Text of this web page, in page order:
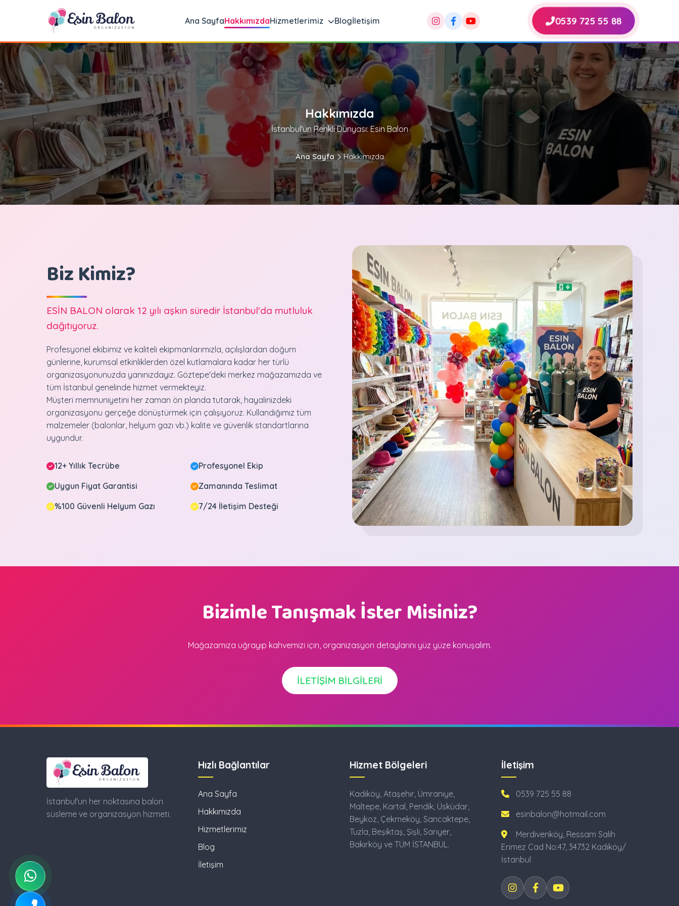
Ana SayfaHakkımızdaHizmetlerimiz Blogİletişim 0539 725 55 88
Hakkımızda
İstanbul'un Renkli Dünyası: Esin Balon
Ana Sayfa Hakkımızda
Biz Kimiz?
ESİN BALON olarak 12 yılı aşkın süredir İstanbul'da mutluluk
dağıtıyoruz.
Profesyonel ekibimiz ve kaliteli ekipmanlarımızla, açılışlardan doğum
günlerine, kurumsal etkinliklerden özel kutlamalara kadar her türlü
organizasyonunuzda yanınızdayız. Göztepe'deki merkez mağazamızda ve
tüm İstanbul genelinde hizmet vermekteyiz.
Müşteri memnuniyetini her zaman ön planda tutarak, hayalinizdeki
organizasyonu gerçeğe dönüştürmek için çalışıyoruz. Kullandığımız tüm
malzemeler (balonlar, helyum gazı vb.) kalite ve güvenlik standartlarına
uygundur.
12+ Yıllık Tecrübe
Profesyonel Ekip
Uygun Fiyat Garantisi
Zamanında Teslimat
%100 Güvenli Helyum Gazı
7/24 İletişim Desteği
Bizimle Tanışmak İster Misiniz?
Mağazamıza uğrayıp kahvemizi için, organizasyon detaylarını yüz yüze konuşalım.
İLETIŞIM BILGILERI
İstanbul'un her noktasına balon
süsleme ve organizasyon hizmeti.
Hızlı Bağlantılar
Ana Sayfa
Hakkımızda
Hizmetlerimiz
Blog
İletişim
Hizmet Bölgeleri
Kadıköy, Ataşehir, Ümraniye,
Maltepe, Kartal, Pendik, Üsküdar,
Beykoz, Çekmeköy, Sancaktepe,
Tuzla, Beşiktaş, Şişli, Sarıyer,
Bakırköy ve TÜM İSTANBUL.
İletişim
0539 725 55 88
esinbalon@hotmail.com
Merdivenköy, Ressam Salih
Erimez Cad No:47, 34732 Kadıköy/
İstanbul